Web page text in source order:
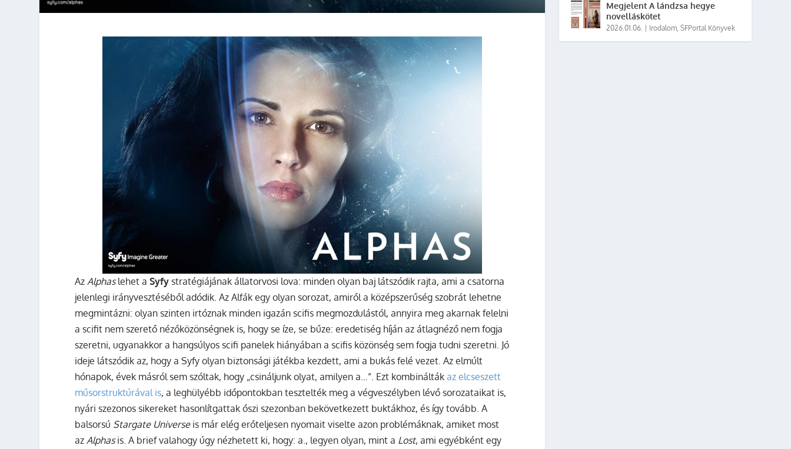
Az Alphaslehet aSyfy stratégiájának állatorvosi lova: minden olyan baj látszódik rajta, ami a csatorna
jelenlegi irányvesztéséből adódik. Az Alfák egy olyan sorozat, amiről a középszerűség szobrát lehetne
megmintázni: olyan szinten irtóznak minden igazán scifis megmozdulástól, annyira meg akarnak felelni
a scifit nem szerető nézőközönségnek is, hogy se íze, se bűze: eredetiség híján az átlagnéző nem fogja
szeretni, ugyanakkor a hangsúlyos scifi panelek hiányában a scifis közönség sem fogja tudni szeretni. Jó
ideje látszódik az, hogy a Syfy olyan biztonsági játékba kezdett, ami a bukás felé vezet. Az elmúlt
hónapok, évek másról sem szóltak, hogy „csináljunk olyat, amilyen a…”. Ezt kombináltákaz elcseszett
műsorstruktúrával is, a leghülyébb időpontokban tesztelték meg a végveszélyben lévő sorozataikat is,
nyári szezonos sikereket hasonlítgattak őszi szezonban bekövetkezett buktákhoz, és így tovább. A
balsorsú Stargate Universeis már elég erőteljesen nyomait viselte azon problémáknak, amiket most
az Alphasis. A brief valahogy úgy nézhetett ki, hogy: a., legyen olyan, mint a Lost, ami egyébként egy
Megjelent A lándzsa hegye
novelláskötet
2026.01.06. Irodalom,SFPortal Könyvek